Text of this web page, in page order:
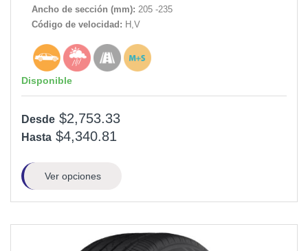
Ancho de sección (mm): 205 -235
Código de velocidad: H,V
Disponible
Desde $2,753.33
Hasta $4,340.81
Ver opciones